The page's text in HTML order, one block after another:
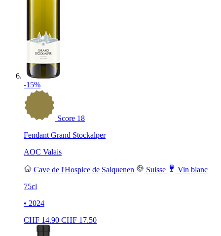
-15%
Score 18
Fendant Grand Stockalper
AOC Valais
Cave de l'Hospice de Salquenen Suisse
Vin blanc
75cl
• 2024
CHF 14.90 CHF 17.50